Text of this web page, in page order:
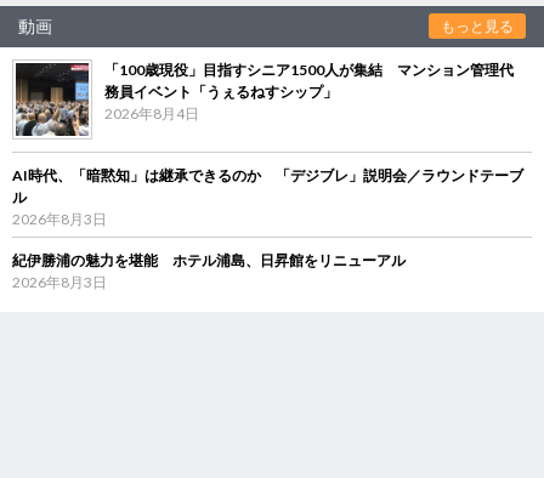
動画 もっと見る
「100歳現役」目指すシニア1500人が集結 マンション管理代
務員イベント「うぇるねすシップ」
2026年8月4日
AI時代、「暗黙知」は継承できるのか 「デジブレ」説明会／ラウンドテーブ
ル
2026年8月3日
紀伊勝浦の魅力を堪能 ホテル浦島、日昇館をリニューアル
2026年8月3日